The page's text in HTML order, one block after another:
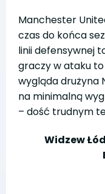
Manchester
czas do końca
linii defensywnej
graczy w ataku
wygląda drużyna
na minimalną
– dość trudnym
Widzew